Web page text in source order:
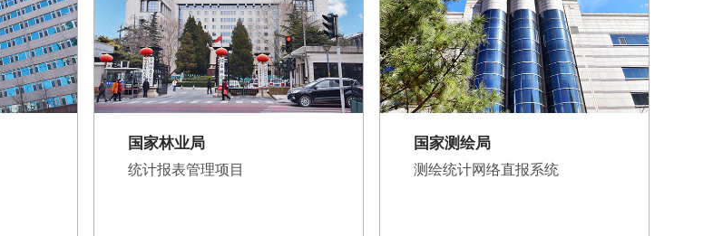
国家林业局
统计报表管理项目
国家测绘局
测绘统计网络直报系统